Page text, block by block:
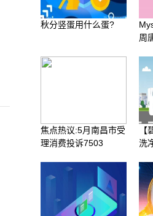
秋分竖蛋用什么蛋?
周
焦点热议:5月南昌市受
理消费投诉7503
洗